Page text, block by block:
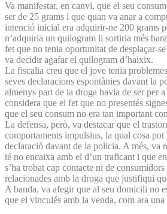
Va manifestar, en canvi, que el seu
ser de 25 grams i que quan va anar a
intenció inicial era adquirir-ne 200 grams
n’adquiria un quilogram li sortiria més
fet que no tenia oportunitat de desplaçar-
va decidir agafar el quilogram d’haixix.
La fiscalia creu que el jove tenia
seves declaracions espontànies davant la
almenys part de la droga havia de ser per
considera que el fet que no presentés
que el seu consum no era tan important
La defensa, però, va destacar que el
comportaments impulsius, la qual cosa pot
declaració davant de la policia. A més, va
té no encaixa amb el d’un traficant i que
s’ha trobat cap contacte ni de
relacionades amb la droga que justifiqui
A banda, va afegir que al seu domicili no
que el vinculés amb la venda, com ara